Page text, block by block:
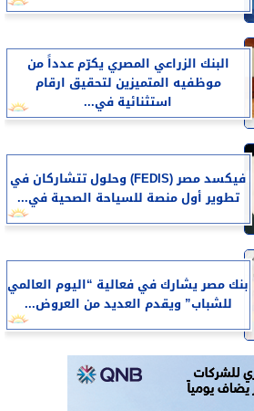
البنك الزراعي المصري يكرّم عدداً من
موظفيه المتميزين لتحقيق ارقام
استثنائية في...
فيكسد مصر (FEDIS) وحلول تتشاركان في
تطوير أول منصة للسياحة الصحية في...
بنك مصر يشارك في فعالية “اليوم العالمي
للشباب” ويقدم العديد من العروض...